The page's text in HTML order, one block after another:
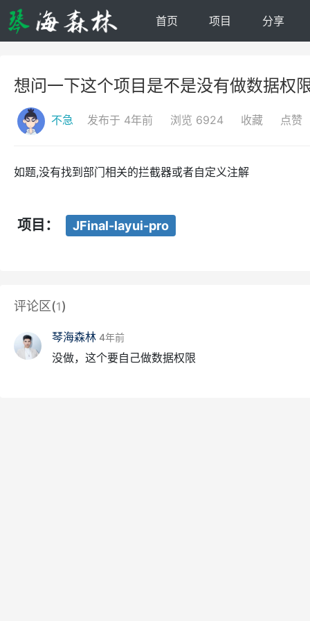
首页 项目 分享
想问一下这个项目是不是没有做数据权
不急 发布于 4年前 浏览 6924 收藏 点赞
如题,没有找到部门相关的拦截器或者自定义注解
项目： JFinal-layui-pro
评论区(1)
琴海森林 4年前
没做，这个要自己做数据权限